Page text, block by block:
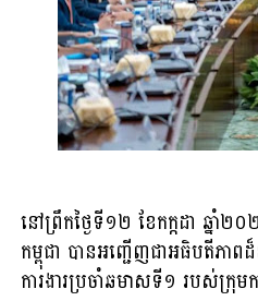
នៅព្រឹកថ្ងៃទី១២ ខែកក្កដា ឆ្នាំ
កម្ពុជា បានអញ្ជើញជាអធិបតីភា
ការងារ​ប្រចាំឆមាសទី១ របស់ក្រុម